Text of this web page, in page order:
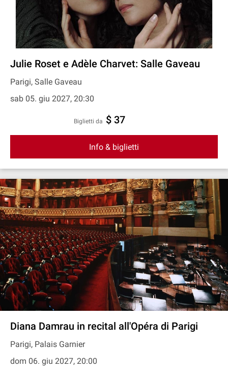
Julie Roset e Adèle Charvet: Salle Gaveau
Parigi, Salle Gaveau
sab 05. giu 2027, 20:30
Biglietti da $ 37
Info & biglietti
Diana Damrau in recital all'Opéra di Parigi
Parigi, Palais Garnier
dom 06. giu 2027, 20:00